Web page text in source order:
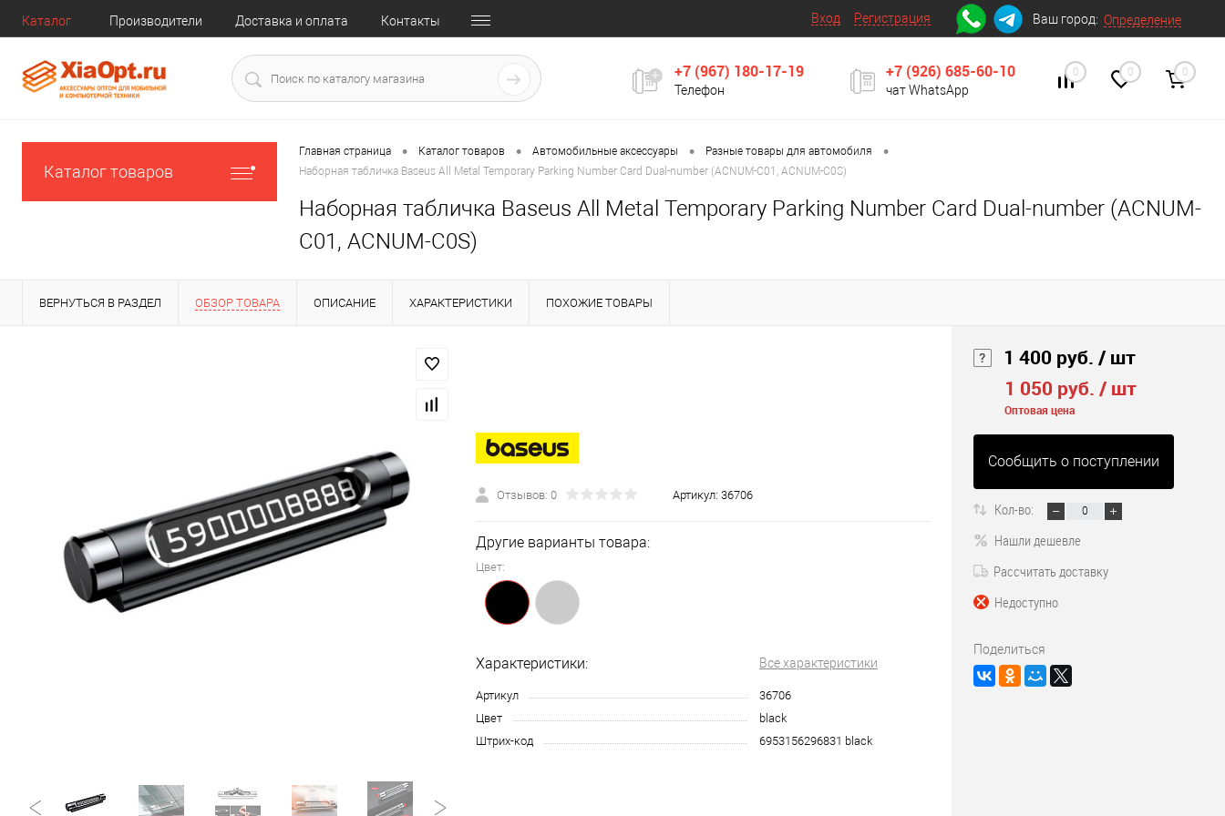
Каталог Производители Доставка и оплата Контакты Вход Регистрация Ваш город: Определение
+7 (967) 180-17-19
Телефон
+7 (926) 685-60-10
чат WhatsApp
0 0 0
Каталог товаров
Главная страница • Каталог товаров • Автомобильные аксессуары • Разные товары для автомобиля •
Наборная табличка Baseus All Metal Temporary Parking Number Card Dual-number (ACNUM-C01, ACNUM-C0S)
Наборная табличка Baseus All Metal Temporary Parking Number Card Dual-number (ACNUM-
C01, ACNUM-C0S)
ВЕРНУТЬСЯ В РАЗДЕЛ ОБЗОР ТОВАРА ОПИСАНИЕ ХАРАКТЕРИСТИКИ ПОХОЖИЕ ТОВАРЫ
Отзывов: 0 Артикул: 36706
Другие варианты товара:
Цвет:
Характеристики: Все характеристики
Артикул
36706
Цвет
black
Штрих-код
6953156296831 black
1 400 руб. / шт
1 050 руб. / шт
Оптовая цена
Сообщить о поступлении
Кол-во:
Нашли дешевле
Рассчитать доставку
Недоступно
Поделиться